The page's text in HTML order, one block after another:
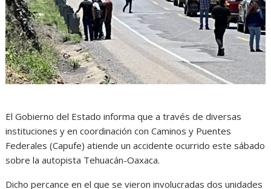
El Gobierno del Estado informa que a través de diversas
instituciones y en coordinación con Caminos y Puentes
Federales (Capufe) atiende un accidente ocurrido este sábado
sobre la autopista Tehuacán-Oaxaca.
Dicho percance en el que se vieron involucradas dos unidades